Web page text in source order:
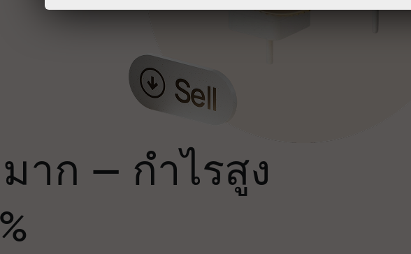
Loprais นำความ
งการเทรด ใน
นดาลใจให้ลูกค้า
าก — กำไรสูง